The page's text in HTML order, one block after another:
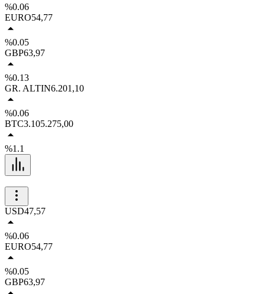
%0.06
EURO54,77
%0.05
GBP63,97
%0.13
GR. ALTIN6.201,10
%0.06
BTC3.105.275,00
%1.1
USD47,57
%0.06
EURO54,77
%0.05
GBP63,97